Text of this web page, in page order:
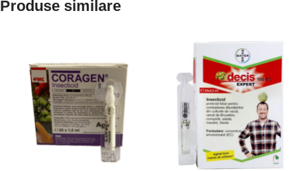
Produse similare